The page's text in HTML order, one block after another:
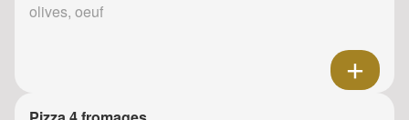
olives, oeuf